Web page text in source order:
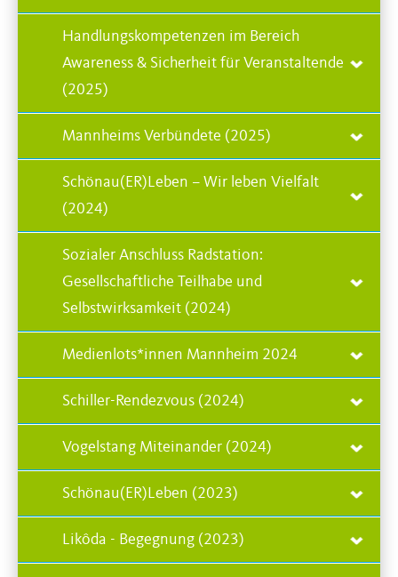
Handlungskompetenzen im Bereich
Awareness & Sicherheit für Veranstaltende
(2025)
Mannheims Verbündete (2025)
Schönau(ER)Leben – Wir leben Vielfalt
(2024)
Sozialer Anschluss Radstation:
Gesellschaftliche Teilhabe und
Selbstwirksamkeit (2024)
Medienlots*innen Mannheim 2024
Schiller-Rendezvous (2024)
Vogelstang Miteinander (2024)
Schönau(ER)Leben (2023)
Likôda - Begegnung (2023)